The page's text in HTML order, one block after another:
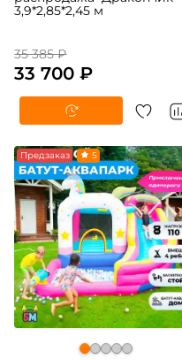
3,9*2,85*2,45 м
35 385 ₽
33 700 ₽
-5% Предзаказ 5